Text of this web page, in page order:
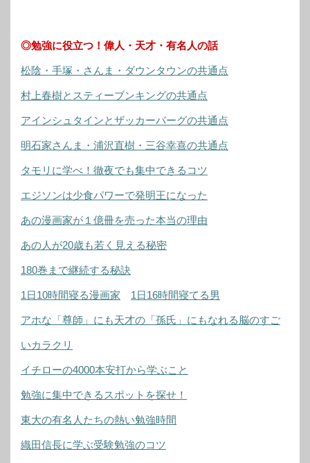
◎勉強に役立つ！偉人・天才・有名人の話
松陰・手塚・さんま・ダウンタウンの共通点
村上春樹とスティーブンキングの共通点
アインシュタインとザッカーバーグの共通点
明石家さんま・浦沢直樹・三谷幸喜の共通点
タモリに学べ！徹夜でも集中できるコツ
エジソンは少食パワーで発明王になった
あの漫画家が１億冊を売った本当の理由
あの人が20歳も若く見える秘密
180巻まで継続する秘訣
1日10時間寝る漫画家 1日16時間寝てる男
アホな「尊師」にも天才の「孫氏」にもなれる脳のすご
いカラクリ
イチローの4000本安打から学ぶこと
勉強に集中できるスポットを探せ！
東大の有名人たちの熱い勉強時間
織田信長に学ぶ受験勉強のコツ